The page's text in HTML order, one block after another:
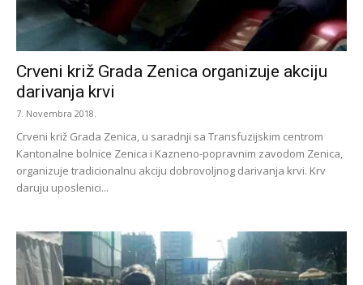
Crveni križ Grada Zenica organizuje akciju
darivanja krvi
7. Novembra 2018.
Crveni križ Grada Zenica, u saradnji sa Transfuzijskim centrom
Kantonalne bolnice Zenica i Kazneno-popravnim zavodom Zenica,
organizuje tradicionalnu akciju dobrovoljnog darivanja krvi. Krv
daruju uposlenici...